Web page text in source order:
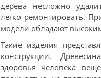
дерева несложно
легко ремонтировать.
модели обладают
Такие изделия
конструкции.
здоровья человека